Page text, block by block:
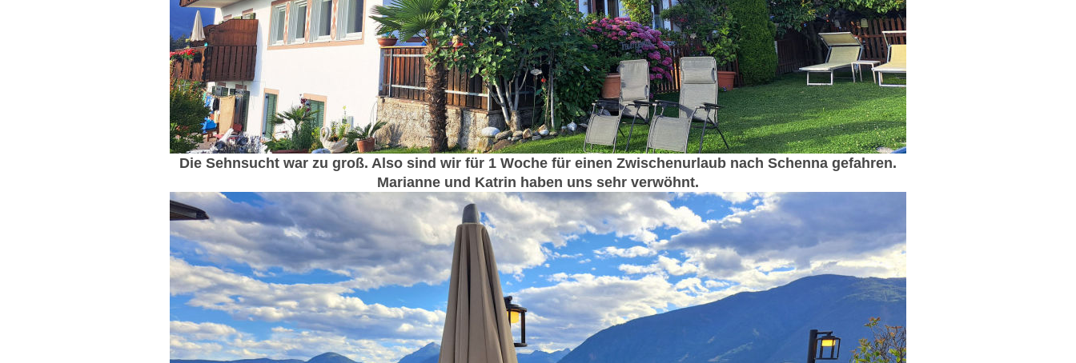
Die Sehnsucht war zu groß. Also sind wir für 1 Woche für einen Zwischenurlaub nach Schenna gefahren.
Marianne und Katrin haben uns sehr verwöhnt.